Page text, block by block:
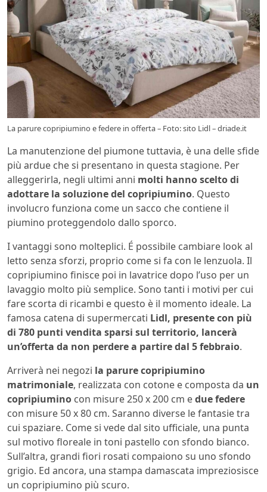
La parure copripiumino e federe in offerta – Foto: sito Lidl – driade.it
La manutenzione del piumone tuttavia, è una delle sfide
più ardue che si presentano in questa stagione. Per
alleggerirla, negli ultimi anni molti hanno scelto di
adottare la soluzione del copripiumino. Questo
involucro funziona come un sacco che contiene il
piumino proteggendolo dallo sporco.
I vantaggi sono molteplici. É possibile cambiare look al
letto senza sforzi, proprio come si fa con le lenzuola. Il
copripiumino finisce poi in lavatrice dopo l’uso per un
lavaggio molto più semplice. Sono tanti i motivi per cui
fare scorta di ricambi e questo è il momento ideale. La
famosa catena di supermercati Lidl, presente con più
di 780 punti vendita sparsi sul territorio, lancerà
un’offerta da non perdere a partire dal 5 febbraio.
Arriverà nei negozi la parure copripiumino
matrimoniale, realizzata con cotone e composta da un
copripiumino con misure 250 x 200 cm edue federe
con misure 50 x 80 cm. Saranno diverse le fantasie tra
cui spaziare. Come si vede dal sito ufficiale, una punta
sul motivo floreale in toni pastello con sfondo bianco.
Sull’altra, grandi fiori rosati compaiono su uno sfondo
grigio. Ed ancora, una stampa damascata impreziosisce
un copripiumino più scuro.